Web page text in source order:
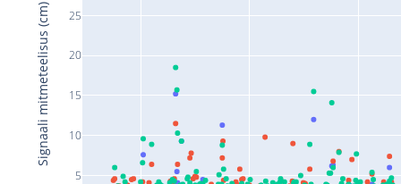
5
10
15
20
25
Signaali mitmeteelisus (cm)